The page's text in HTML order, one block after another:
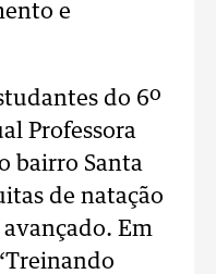
e
do 6º
Professora
bairro Santa
de natação
Em